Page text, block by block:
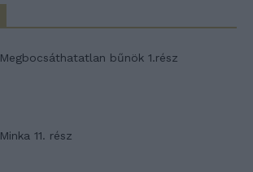
Megbocsáthatatlan bűnök 1.rész
Minka 11. rész